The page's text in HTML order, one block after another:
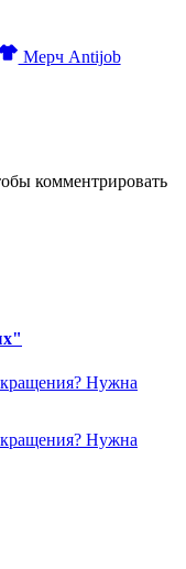
Мерч Antijob
комментрировать
Нужна
Нужна